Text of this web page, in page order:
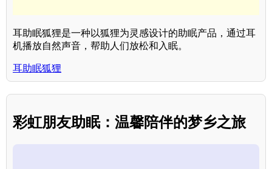
耳助眠狐狸是一种以狐狸为灵感设计的助眠产品，通过耳
机播放自然声音，帮助人们放松和入眠。
耳助眠狐狸
彩虹朋友助眠：温馨陪伴的梦乡之旅